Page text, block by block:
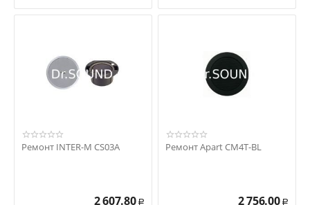
Ремонт INTER-M CS03A
2 607.80 Р
Ремонт Apart CM4T-BL
2 756.00 Р